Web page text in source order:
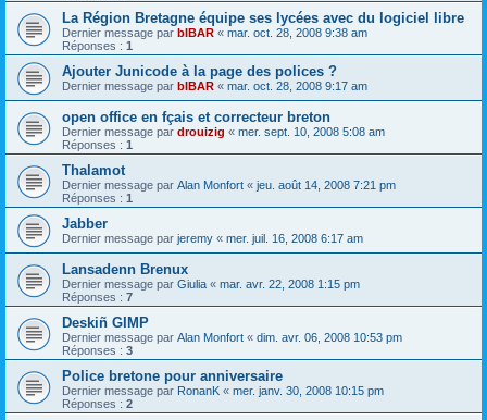
La Région Bretagne équipe ses lycées avec du logiciel libre
Dernier message par bIBAR « mar. oct. 28, 2008 9:38 am
Réponses : 1
Ajouter Junicode à la page des polices ?
Dernier message par bIBAR « mar. oct. 28, 2008 9:17 am
open office en fçais et correcteur breton
Dernier message par drouizig « mer. sept. 10, 2008 5:08 am
Réponses : 1
Thalamot
Dernier message par Alan Monfort « jeu. août 14, 2008 7:21 pm
Réponses : 1
Jabber
Dernier message par jeremy « mer. juil. 16, 2008 6:17 am
Lansadenn Brenux
Dernier message par Giulia « mar. avr. 22, 2008 1:15 pm
Réponses : 7
Deskiñ GIMP
Dernier message par Alan Monfort « dim. avr. 06, 2008 10:53 pm
Réponses : 3
Police bretone pour anniversaire
Dernier message par RonanK « mer. janv. 30, 2008 10:15 pm
Réponses : 2